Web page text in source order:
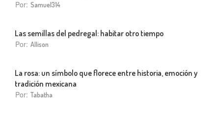
Por: Samuel314
Las semillas del pedregal: habitar otro tiempo
Por: Allison
La rosa: un símbolo que florece entre historia, emoción y
tradición mexicana
Por: Tabatha